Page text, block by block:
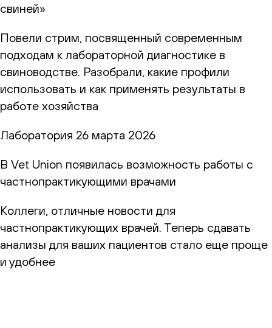
свиней»
Повели стрим, посвященный современным
подходам к лабораторной диагностике в
свиноводстве. Разобрали, какие профили
использовать и как применять результаты в
работе хозяйства
Лаборатория 26 марта 2026
В Vet Union появилась возможность работы с
частнопрактикующими врачами
Коллеги, отличные новости для
частнопрактикующих врачей. Теперь сдавать
анализы для ваших пациентов стало еще проще
и удобнее